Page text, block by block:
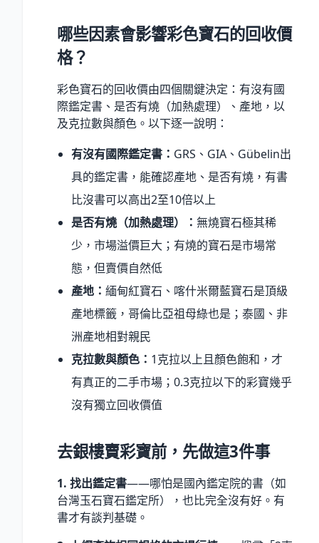
哪些因素會影響彩色寶石的回收價
格？
彩色寶石的回收價由四個關鍵決定：有沒有國
際鑑定書、是否有燒（加熱處理）、產地，以
及克拉數與顏色。以下逐一說明：
有沒有國際鑑定書： GRS、GIA、Gübelin出
具的鑑定書，能確認產地、是否有燒，有書
比沒書可以高出2至10倍以上
是否有燒（加熱處理）： 無燒寶石極其稀
少，市場溢價巨大；有燒的寶石是市場常
態，但賣價自然低
產地： 緬甸紅寶石、喀什米爾藍寶石是頂級
產地標籤，哥倫比亞祖母綠也是；泰國、非
洲產地相對親民
克拉數與顏色： 1克拉以上且顏色飽和，才
有真正的二手市場；0.3克拉以下的彩寶幾乎
沒有獨立回收價值
去銀樓賣彩寶前，先做這3件事
1. 找出鑑定書——哪怕是國內鑑定院的書（如
台灣玉石寶石鑑定所），也比完全沒有好。有
書才有談判基礎。